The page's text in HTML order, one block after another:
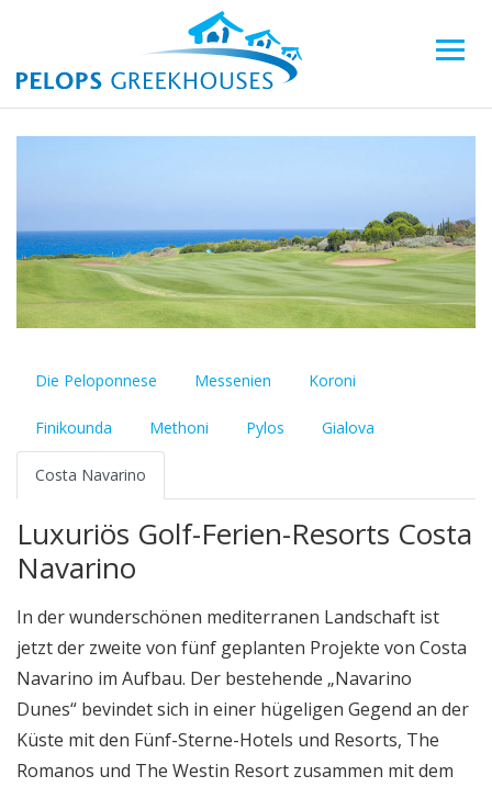
Die Peloponnese Messenien Koroni
Finikounda Methoni Pylos Gialova
Costa Navarino
Luxuriös Golf-Ferien-Resorts Costa
Navarino
In der wunderschönen mediterranen Landschaft ist
jetzt der zweite von fünf geplanten Projekte von Costa
Navarino im Aufbau. Der bestehende „Navarino
Dunes“ bevindet sich in einer hügeligen Gegend an der
Küste mit den Fünf-Sterne-Hotels und Resorts, The
Romanos und The Westin Resort zusammen mit dem